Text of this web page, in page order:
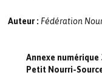
Auteur : Fédération
Annexe
Petit Nourri-